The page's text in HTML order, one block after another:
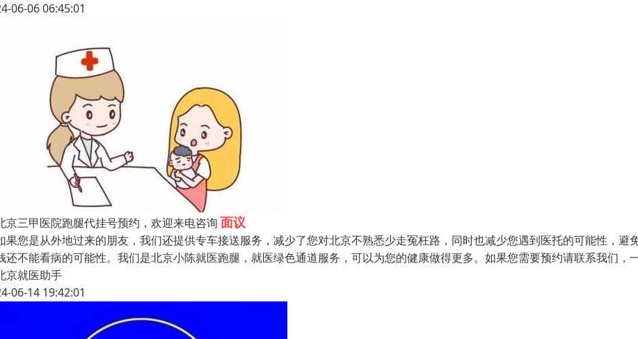
06-06 06:45:01
京三甲医院跑腿代挂号预约，欢迎来电咨询 面议
果您是从外地过来的朋友，我们还提供专车接送服务，减少了您对北京不熟悉少走冤枉路，同时也减少您遇到医托的可能性，避
还不能看病的可能性。我们是北京小陈就医跑腿，就医绿色通道服务，可以为您的健康做得更多。如果您需要预约请联系我们，
京就医助手
06-14 19:42:01